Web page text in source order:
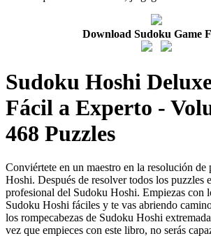
Download Sudoku Game
Sudoku Hoshi
Fácil a Experto -
468 Puzzles
Conviértete en un maestro en la resolución de
Hoshi. Después de resolver todos los puzzles
profesional del Sudoku Hoshi. Empiezas con
Sudoku Hoshi fáciles y te vas abriendo
los rompecabezas de Sudoku Hoshi
vez que empieces con este libro, no serás